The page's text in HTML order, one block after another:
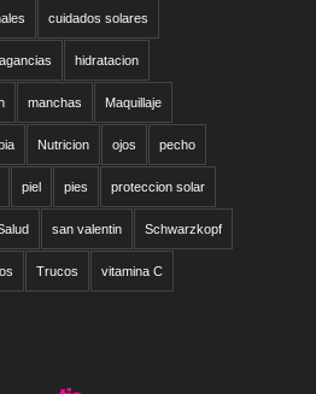
cuidados solares
hidratacion
manchas Maquillaje
Nutricion ojos pecho
piel pies proteccion solar
san valentin Schwarzkopf
Trucos vitamina C